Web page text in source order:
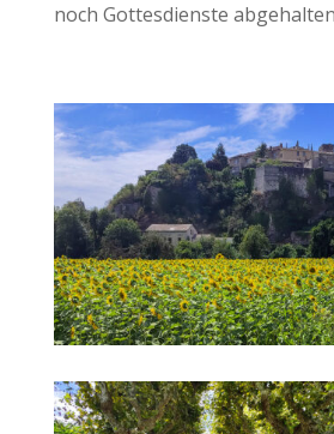
noch Gottesdienste